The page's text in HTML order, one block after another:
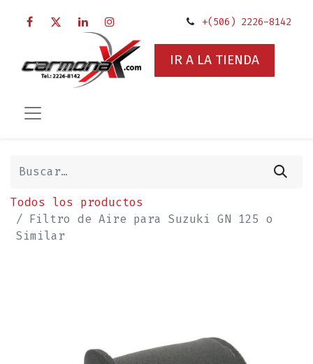
+(506) 2226-8142
IR A LA TIENDA
Todos los productos
Filtro de Aire para Suzuki GN 125 o
Similar